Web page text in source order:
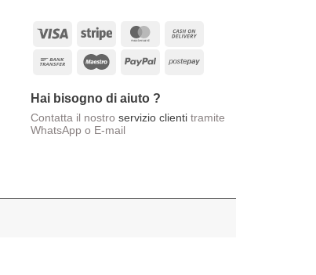
Visa Stripe MasterCard
Bank
MaestroPayPal Postepay
Hai bisogno di aiuto ?
Contatta il nostro servizio clientitramite
WhatsApp o E-mail